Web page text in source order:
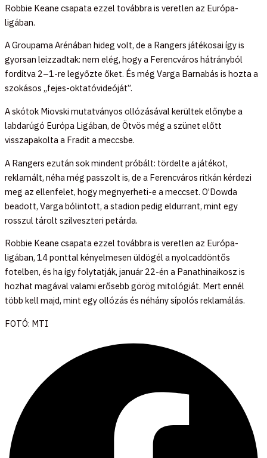
Robbie Keane csapata ezzel továbbra is veretlen az Európa-
ligában.
A Groupama Arénában hideg volt, de a Rangers játékosai így is
gyorsan leizzadtak: nem elég, hogy a Ferencváros hátrányból
fordítva 2–1-re legyőzte őket. És még Varga Barnabás is hozta a
szokásos „fejes-oktatóvideóját”.
A skótok Miovski mutatványos ollózásával kerültek előnybe a
labdarúgó Európa Ligában, de Ötvös még a szünet előtt
visszapakolta a Fradit a meccsbe.
A Rangers ezután sok mindent próbált: tördelte a játékot,
reklamált, néha még passzolt is, de a Ferencváros ritkán kérdezi
meg az ellenfelet, hogy megnyerheti-e a meccset. O’Dowda
beadott, Varga bólintott, a stadion pedig eldurrant, mint egy
rosszul tárolt szilveszteri petárda.
Robbie Keane csapata ezzel továbbra is veretlen az Európa-
ligában, 14 ponttal kényelmesen üldögél a nyolcaddöntős
fotelben, és ha így folytatják, január 22-én a Panathinaikosz is
hozhat magával valami erősebb görög mitológiát. Mert ennél
több kell majd, mint egy ollózás és néhány sípolós reklamálás.
FOTÓ: MTI